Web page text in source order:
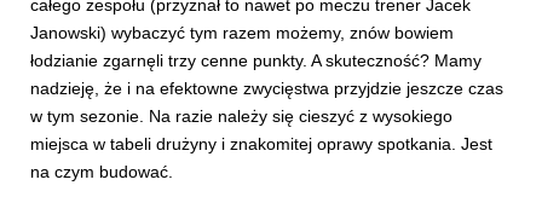
całego zespołu (przyznał to nawet po meczu trener Jacek
Janowski) wybaczyć tym razem możemy, znów bowiem
łodzianie zgarnęli trzy cenne punkty. A skuteczność? Mamy
nadzieję, że i na efektowne zwycięstwa przyjdzie jeszcze czas
w tym sezonie. Na razie należy się cieszyć z wysokiego
miejsca w tabeli drużyny i znakomitej oprawy spotkania. Jest
na czym budować.